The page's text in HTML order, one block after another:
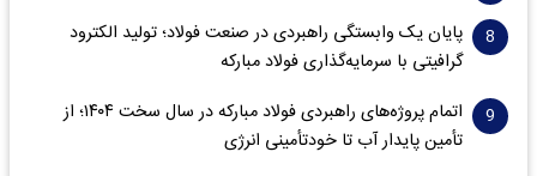
پایان یک وابستگی راهبردی در صنعت فولاد؛ تولید الکترود
گرافیتی با سرمایه‌گذاری فولاد مبارکه
اتمام پروژه‌های راهبردی فولاد مبارکه در سال سخت ۱۴۰۴؛ از
تأمین پایدار آب تا خودتأمینی انرژی